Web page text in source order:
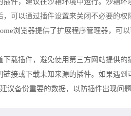
可以通过插件设置来关闭不必要的
浏览器提供了扩展程序管理器，可
载插件，避免使用第三方网站提供
接或下载未知来源的插件。如果遇到
议备份重要的数据，以防插件出现问